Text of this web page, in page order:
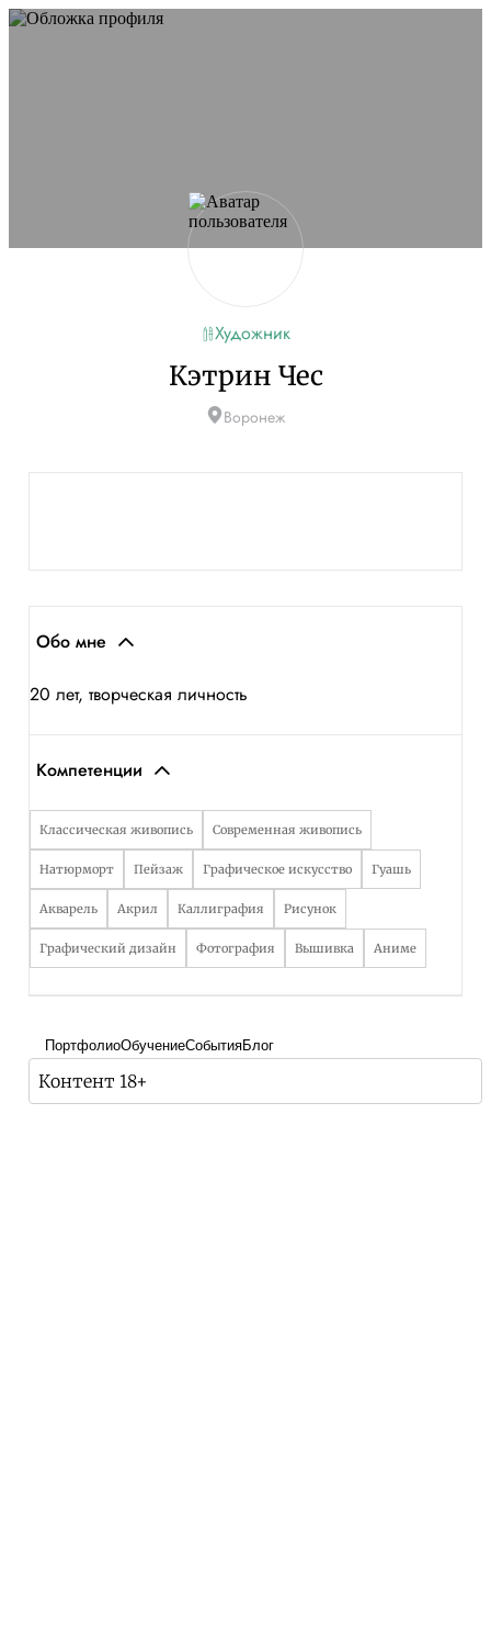
Художник
Кэтрин Чес
Воронеж
Обо мне
20 лет, творческая личность
Компетенции
Классическая живопись Современная живопись
Натюрморт Пейзаж Графическое искусство Гуашь
Акварель Акрил Каллиграфия Рисунок
Графический дизайн Фотография Вышивка Аниме
ПортфолиоОбучениеСобытияБлог
Контент 18+